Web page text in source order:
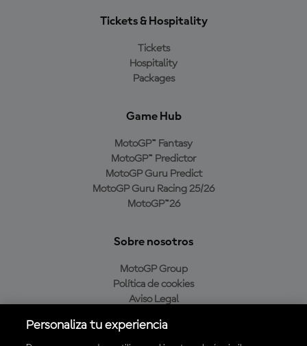
Tickets & Hospitality
Tickets
Hospitality
Packages
Game Hub
MotoGP™ Fantasy
MotoGP™ Predictor
MotoGP Guru Predict
MotoGP Guru Racing 25/26
MotoGP™26
Sobre nosotros
MotoGP Group
Política de cookies
Aviso Legal
Política de compra
Personaliza tu experiencia